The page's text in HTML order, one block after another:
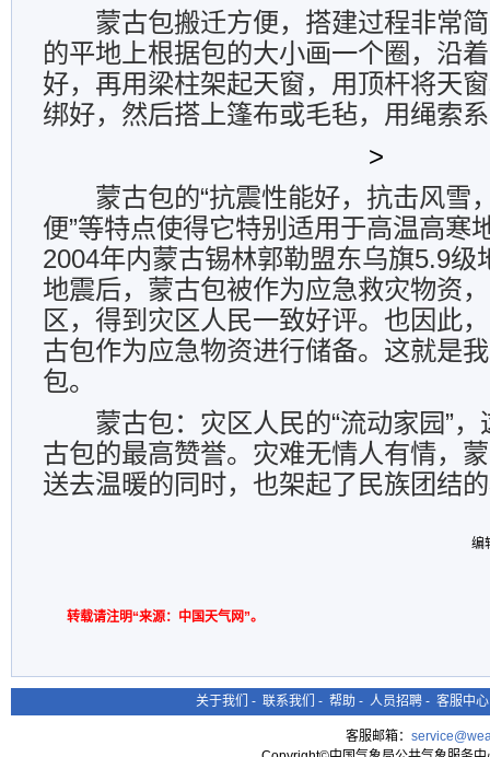
蒙古包搬迁方便，搭建过程非常
的平地上根据包的大小画一个圈，沿
好，再用梁柱架起天窗，用顶杆将天
绑好，然后搭上篷布或毛毡，用绳索
>
蒙古包的“抗震性能好，抗击风雪
便”等特点使得它特别适用于高温高寒
2004年内蒙古锡林郭勒盟东乌旗5.9级
地震后，蒙古包被作为应急救灾物资
区，得到灾区人民一致好评。也因此
古包作为应急物资进行储备。这就是
包。
蒙古包：灾区人民的“流动家园”
古包的最高赞誉。灾难无情人有情，
送去温暖的同时，也架起了民族团结
编
转载请注明“来源：中国天气网”。
关于我们 - 联系我们 - 帮助 - 人员招聘 - 客服中心
客服邮箱：